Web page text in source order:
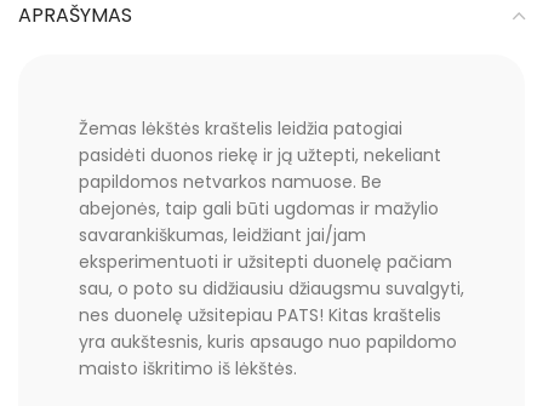
APRAŠYMAS
Žemas lėkštės kraštelis leidžia patogiai
pasidėti duonos riekę ir ją užtepti, nekeliant
papildomos netvarkos namuose. Be
abejonės, taip gali būti ugdomas ir mažylio
savarankiškumas, leidžiant jai/jam
eksperimentuoti ir užsitepti duonelę pačiam
sau, o poto su didžiausiu džiaugsmu suvalgyti,
nes duonelę užsitepiau PATS! Kitas kraštelis
yra aukštesnis, kuris apsaugo nuo papildomo
maisto iškritimo iš lėkštės.